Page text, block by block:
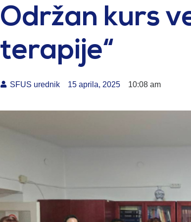
Održan kurs
terapije“
SFUS urednik 15 aprila, 2025 10:08 am